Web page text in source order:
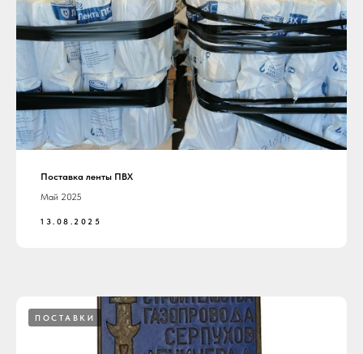
Поставка ленты ПВХ
Май 2025
13.08.2025
ПОСТАВКИ